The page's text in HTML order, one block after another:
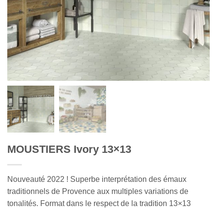
MOUSTIERS Ivory 13×13
Nouveauté 2022 ! Superbe interprétation des émaux
traditionnels de Provence aux multiples variations de
tonalités. Format dans le respect de la tradition 13×13